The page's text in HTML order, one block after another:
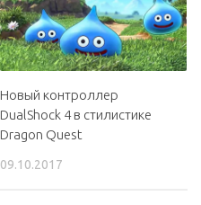
Новый контроллер
DualShock 4 в стилистике
Dragon Quest
09.10.2017